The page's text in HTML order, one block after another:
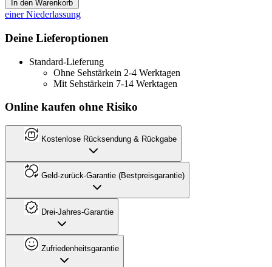
In den Warenkorb
einer Niederlassung
Deine Lieferoptionen
Standard-Lieferung
Ohne Sehstärkein 2-4 Werktagen
Mit Sehstärkein 7-14 Werktagen
Online kaufen ohne Risiko
Kostenlose Rücksendung & Rückgabe
Geld-zurück-Garantie (Bestpreisgarantie)
Drei-Jahres-Garantie
Zufriedenheitsgarantie